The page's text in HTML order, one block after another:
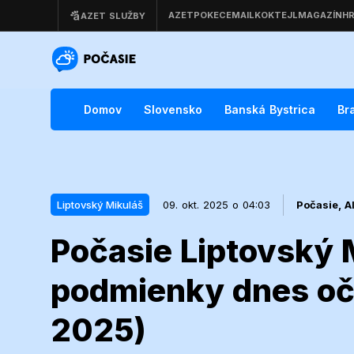
Domov Slovensko Banská Bystrica
Liptovský Mikuláš 09. okt. 2025 o 04:03 Počasie,
Počasie Liptovský
podmienky dnes
2025)
Liptovský Mikuláš
Počasie